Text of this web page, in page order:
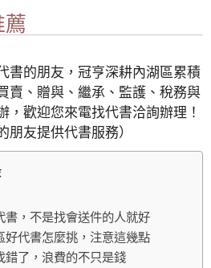
薦
書的朋友，冠亨深耕內湖區累積
賣、贈與、繼承、監護、稅務與
，歡迎您來電找代書洽詢辦理！
朋友提供代書服務）
書，不是找會送件的人就好
好代書怎麼挑，注意這幾點
錯了，浪費的不只是錢